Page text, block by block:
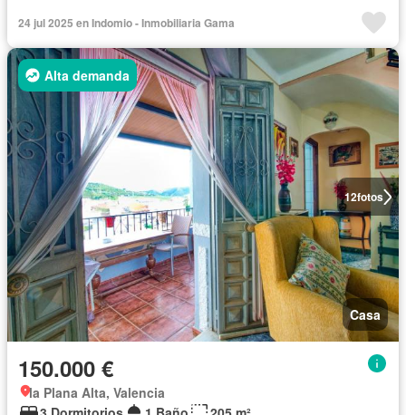
24 jul 2025 en Indomio - Inmobiliaria Gama
12fotos
Alta demanda
Casa
150.000 €
la Plana Alta, Valencia